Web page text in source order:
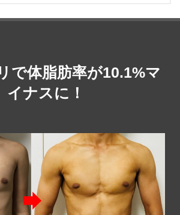
で体脂肪率が10.1%マ
イナスに！